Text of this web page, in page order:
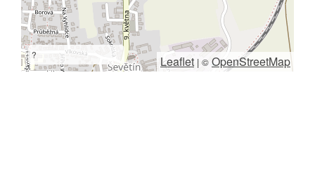
? Leaflet | © OpenStreetMap